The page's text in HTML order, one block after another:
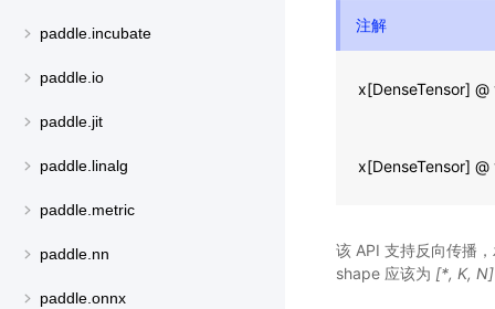
paddle.incubate
paddle.io
paddle.jit
paddle.linalg
paddle.metric
paddle.nn
paddle.onnx
注解
x[DenseTensor]
x[DenseTensor]
该 API 支持反向传播，
shape 应该为 [*, K, N]